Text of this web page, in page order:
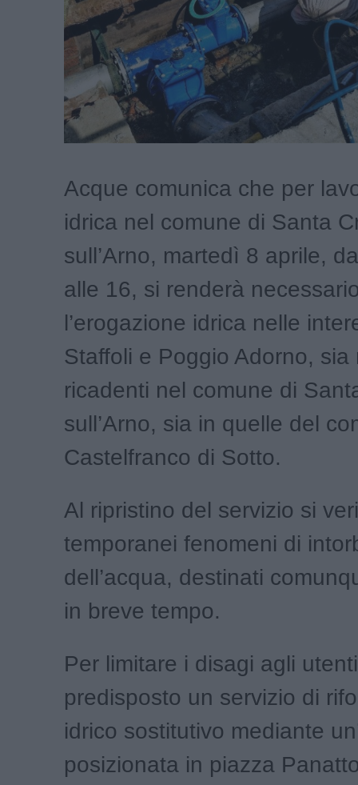
Acque comunica che per
idrica nel comune di Santa
sull’Arno, martedì 8 aprile,
alle 16, si renderà
l’erogazione idrica nelle
Staffoli e Poggio Adorno, sia
ricadenti nel comune di
sull’Arno, sia in quelle del
Castelfranco di Sotto.
Al ripristino del servizio si
temporanei fenomeni di
dell’acqua, destinati
in breve tempo.
Per limitare i disagi agli
predisposto un servizio di
idrico sostitutivo mediante
posizionata in piazza